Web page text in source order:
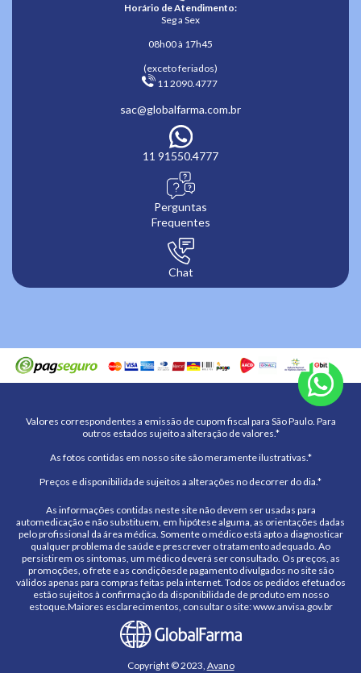
Horário de Atendimento:
Seg a Sex
08h00 à 17h45
(exceto feriados)
11 2090.4777
sac@globalfarma.com.br
11 91550.4777
Perguntas
Frequentes
Chat
Valores correspondentes a emissão de cupom fiscal para São Paulo. Para
outros estados sujeito a alteração de valores.*
As fotos contidas em nosso site são meramente ilustrativas.*
Preços e disponibilidade sujeitos a alterações no decorrer do dia.*
As informações contidas neste site não devem ser usadas para
automedicação e não substituem, em hipótese alguma, as orientações dadas
pelo profissional da área médica. Somente o médico está apto a diagnosticar
qualquer problema de saúde e prescrever o tratamento adequado. Ao
persistirem os sintomas, um médico deverá ser consultado. Os preços, as
promoções, o frete e as condiçõesde pagamento divulgados no site são
válidos apenas para compras feitas pela internet. Todos os pedidos efetuados
estão sujeitos à confirmação da disponibilidade de produto em nosso
estoque.Maiores esclarecimentos, consultar o site: www.anvisa.gov.br
Copyright © 2023, Avano